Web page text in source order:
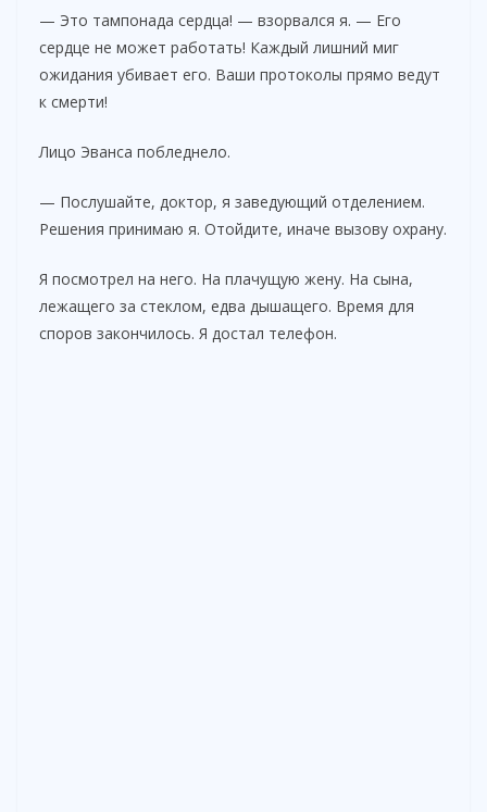
— Это тампонада сердца! — взорвался я. — Его
сердце не может работать! Каждый лишний миг
ожидания убивает его. Ваши протоколы прямо ведут
к смерти!
Лицо Эванса побледнело.
— Послушайте, доктор, я заведующий отделением.
Решения принимаю я. Отойдите, иначе вызову охрану.
Я посмотрел на него. На плачущую жену. На сына,
лежащего за стеклом, едва дышащего. Время для
споров закончилось. Я достал телефон.